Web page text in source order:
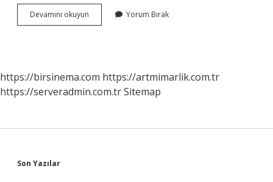
Devamını okuyun
Nasıl
Yorum Bırak
https://birsinema.com https://artmimarlik.com.tr
https://serveradmin.com.trSitemap
Sidebar
Son Yazılar